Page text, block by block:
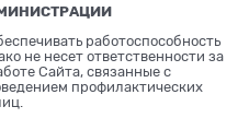
работоспособность
не несет ответственности за
Сайта, связанные с
профилактических